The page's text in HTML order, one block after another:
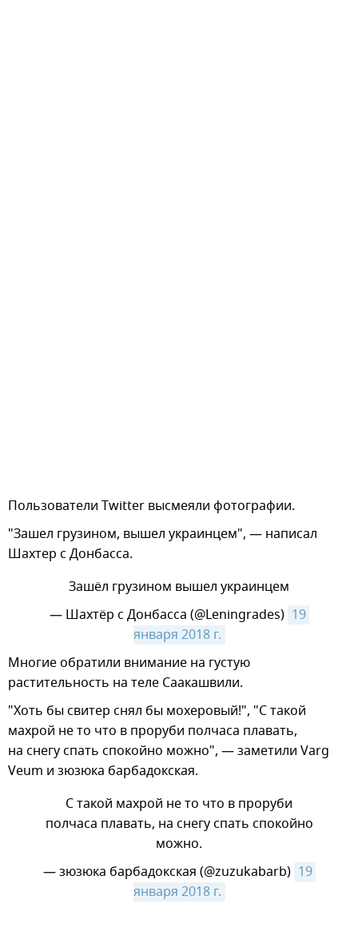
Пользователи Twitter высмеяли фотографии.
"Зашел грузином, вышел украинцем", — написал
Шахтер с Донбасса.
Зашёл грузином вышел украинцем
— Шахтёр c Донбасса (@Leningrades) 19
января 2018 г.
​​Многие обратили внимание на густую
растительность на теле Саакашвили.
"Хоть бы свитер снял бы мохеровый!", "С такой
махрой не то что в проруби полчаса плавать,
на снегу спать спокойно можно", — заметили Varg
Veum и зюзюка барбадокская.
С такой махрой не то что в проруби
полчаса плавать, на снегу спать спокойно
можно.
— зюзюка барбадокская (@zuzukabarb) 19
января 2018 г.